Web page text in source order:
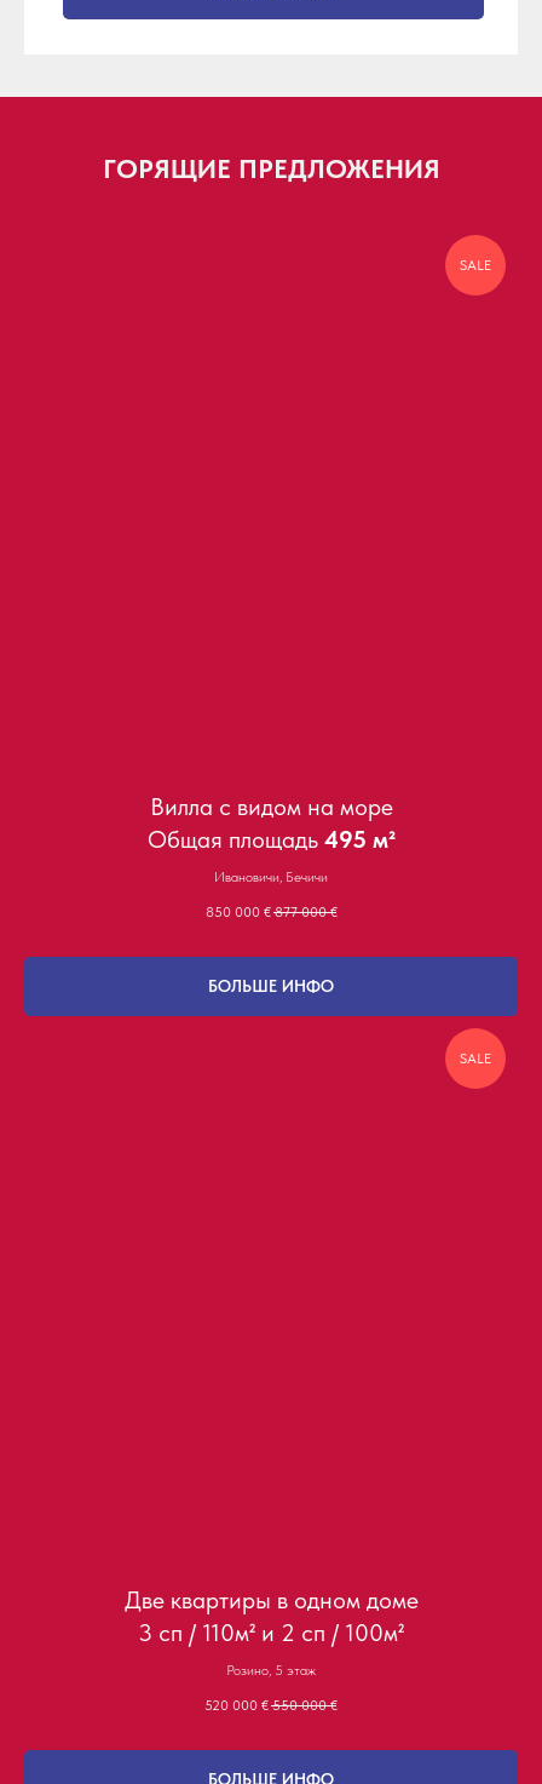
ГОРЯЩИЕ ПРЕДЛОЖЕНИЯ
SALE
Вилла с видом на море
Общая площадь 495 м²
Ивановичи, Бечичи
850 000 € 877 000 €
БОЛЬШЕ ИНФО
SALE
Две квартиры в одном доме
3 сп / 110м² и 2 сп / 100м²
Розино, 5 этаж
520 000 € 550 000 €
БОЛЬШЕ ИНФО